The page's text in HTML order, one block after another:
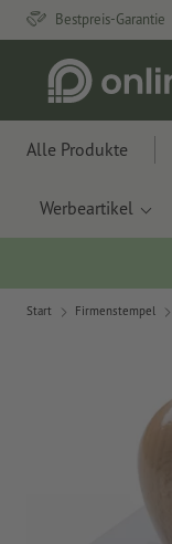
Bestpreis-Garantie
Alle Produkte
Werbeartikel
Start Firmenstempel